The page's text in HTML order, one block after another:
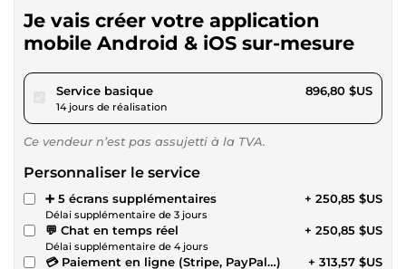
Je vais créer votre application
mobile Android & iOS sur-mesure
Service basiquepour 826,54 $US
14 jours de réalisation
896,80 $US
Ce vendeur n’est pas assujetti à la TVA.
Personnaliser le service
➕ 5 écrans supplémentaires
Délai supplémentaire de 3 jours
+ 250,85 $US
💬 Chat en temps réel
Délai supplémentaire de 4 jours
+ 250,85 $US
💳 Paiement en ligne (Stripe, PayPal…) + 313,57 $US